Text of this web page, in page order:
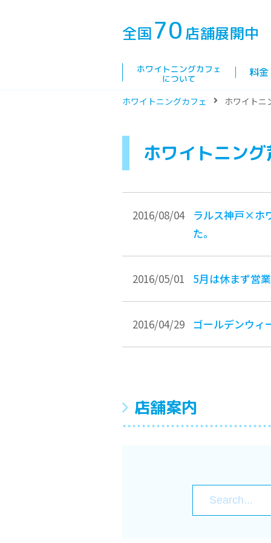
全国70 店舗展開中
ホワイトニングカフェ
について
料
ホワイトニングカフェ ホワイトニ
ホワイトニン
2016/08/04
ラルス神戸×ホ
た。
2016/05/01 5月は休まず営
2016/04/29 ゴールデンウィ
店舗案内